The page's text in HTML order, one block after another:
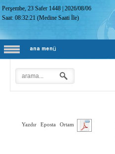
Perşembe, 23 Safer 1448 |2026/08/06
Saat:08:32:23 (Medine Saati İle)
ana menü
Yazdır Eposta Ortam